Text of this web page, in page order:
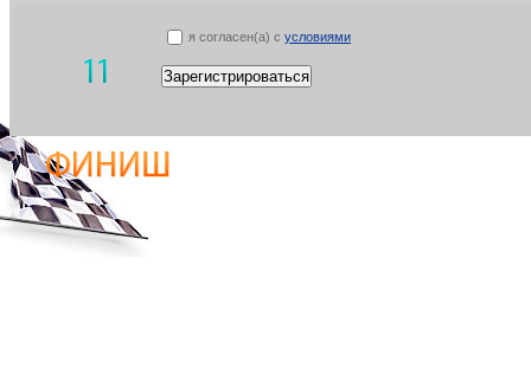
я согласен(а) с условиями
Зарегистрироваться